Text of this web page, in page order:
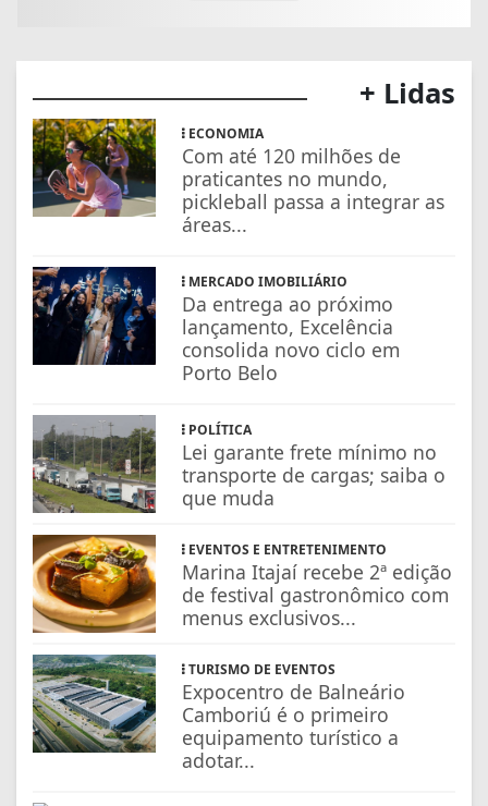
+ Lidas
ECONOMIA
Com até 120 milhões de
praticantes no mundo,
pickleball passa a integrar as
áreas...
MERCADO IMOBILIÁRIO
Da entrega ao próximo
lançamento, Excelência
consolida novo ciclo em
Porto Belo
POLÍTICA
Lei garante frete mínimo no
transporte de cargas; saiba o
que muda
EVENTOS E ENTRETENIMENTO
Marina Itajaí recebe 2ª edição
de festival gastronômico com
menus exclusivos...
TURISMO DE EVENTOS
Expocentro de Balneário
Camboriú é o primeiro
equipamento turístico a
adotar...